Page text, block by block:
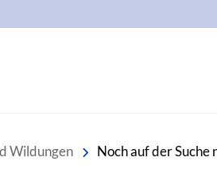
Wildungen Noch auf der Suche